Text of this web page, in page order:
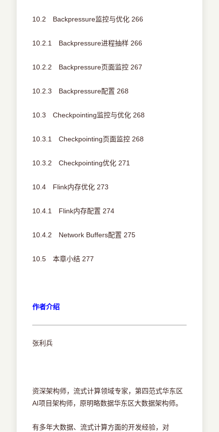
10.2 Backpressure监控与优化 266
10.2.1 Backpressure进程抽样 266
10.2.2 Backpressure页面监控 267
10.2.3 Backpressure配置 268
10.3 Checkpointing监控与优化 268
10.3.1 Checkpointing页面监控 268
10.3.2 Checkpointing优化 271
10.4 Flink内存优化 273
10.4.1 Flink内存配置 274
10.4.2 Network Buffers配置 275
10.5 本章小结 277
作者介绍
张利兵
资深架构师，流式计算领域专家，第四范式华东区
AI项目架构师，原明略数据华东区大数据架构师。
有多年大数据、流式计算方面的开发经验，对